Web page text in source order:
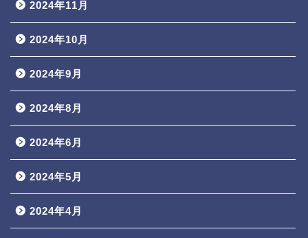
2024年11月
2024年10月
2024年9月
2024年8月
2024年6月
2024年5月
2024年4月